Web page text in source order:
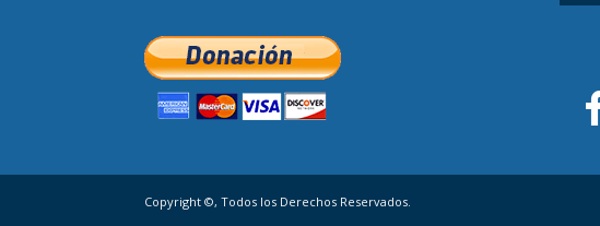
Copyright ©, Todos los Derechos Reservados.